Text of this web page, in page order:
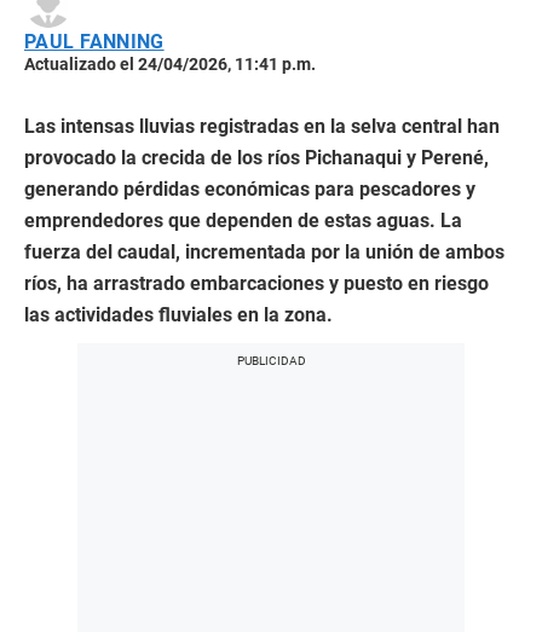
PAUL FANNING
Actualizado el 24/04/2026, 11:41 p.m.
Las intensas lluvias registradas en la selva central han
provocado la crecida de los ríos Pichanaqui y Perené,
generando pérdidas económicas para pescadores y
emprendedores que dependen de estas aguas. La
fuerza del caudal, incrementada por la unión de ambos
ríos, ha arrastrado embarcaciones y puesto en riesgo
las actividades fluviales en la zona.